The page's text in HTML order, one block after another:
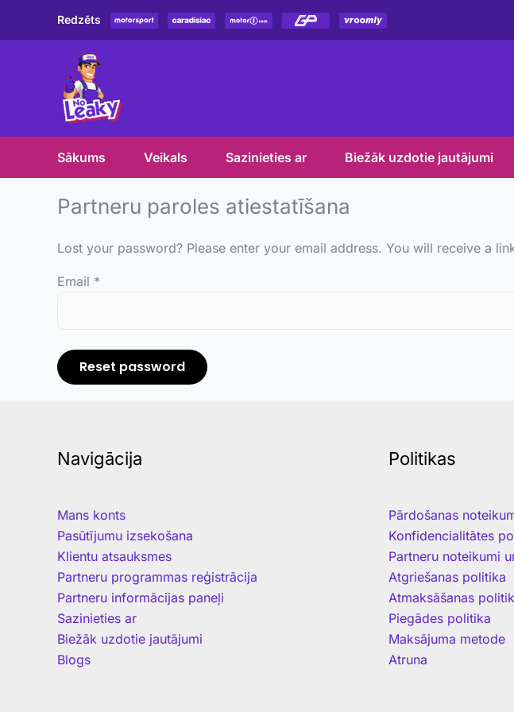
Redzēts
Sākums Veikals Sazinieties ar Biežāk uzdotie jautājumi
Partneru paroles atiestatīšana
Lost your password? Please enter your email address. You will receive a
Email *
Reset password
Navigācija
Mans konts
Pasūtījumu izsekošana
Klientu atsauksmes
Partneru programmas reģistrācija
Partneru informācijas paneļi
Sazinieties ar
Biežāk uzdotie jautājumi
Blogs
Politikas
Pārdošanas
Konfidencialitātes
Partneru noteikumi
Atgriešanas politika
Atmaksāšanas
Piegādes politika
Maksājuma metode
Atruna